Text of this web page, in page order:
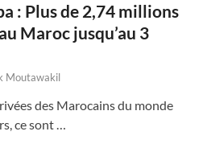
: Plus de 2,74 millions
Maroc jusqu’au 3
Moutawakil
des Marocains du monde
ce sont …